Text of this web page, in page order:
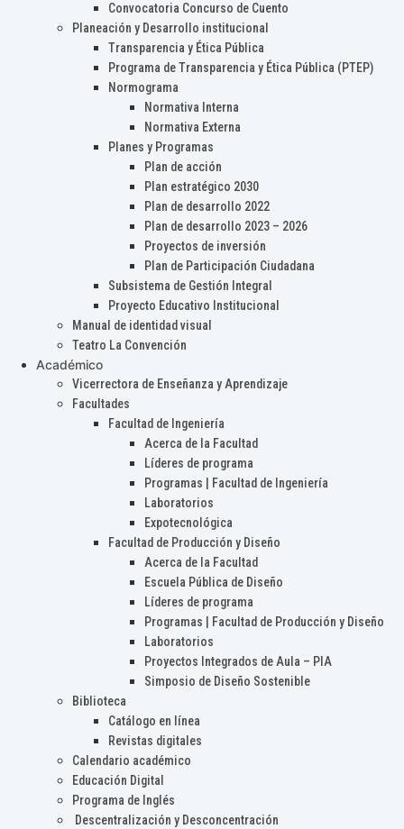
Convocatoria Concurso de Cuento
Planeación y Desarrollo institucional
Transparencia y Ética Pública
Programa de Transparencia y Ética Pública (PTEP)
Normograma
Normativa Interna
Normativa Externa
Planes y Programas
Plan de acción
Plan estratégico 2030
Plan de desarrollo 2022
Plan de desarrollo 2023 – 2026
Proyectos de inversión
Plan de Participación Ciudadana
Subsistema de Gestión Integral
Proyecto Educativo Institucional
Manual de identidad visual
Teatro La Convención
Académico
Vicerrectora de Enseñanza y Aprendizaje
Facultades
Facultad de Ingeniería
Acerca de la Facultad
Líderes de programa
Programas | Facultad de Ingeniería
Laboratorios
Expotecnológica
Facultad de Producción y Diseño
Acerca de la Facultad
Escuela Pública de Diseño
Líderes de programa
Programas | Facultad de Producción y Diseño
Laboratorios
Proyectos Integrados de Aula – PIA
Simposio de Diseño Sostenible
Biblioteca
Catálogo en línea
Revistas digitales
Calendario académico
Educación Digital
Programa de Inglés
Descentralización y Desconcentración